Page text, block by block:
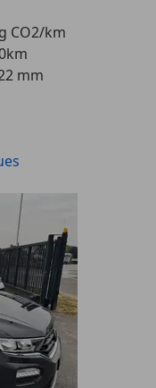
CO2/km
mm